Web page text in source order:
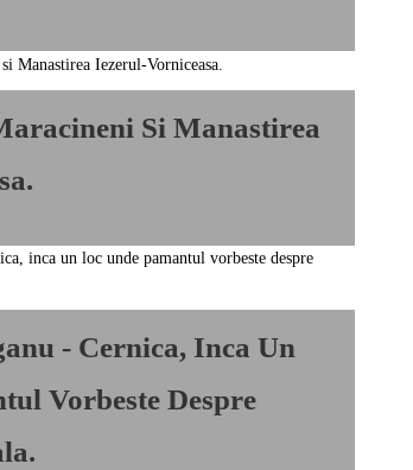
Si Manastirea
- Cernica, Inca Un
Vorbeste Despre